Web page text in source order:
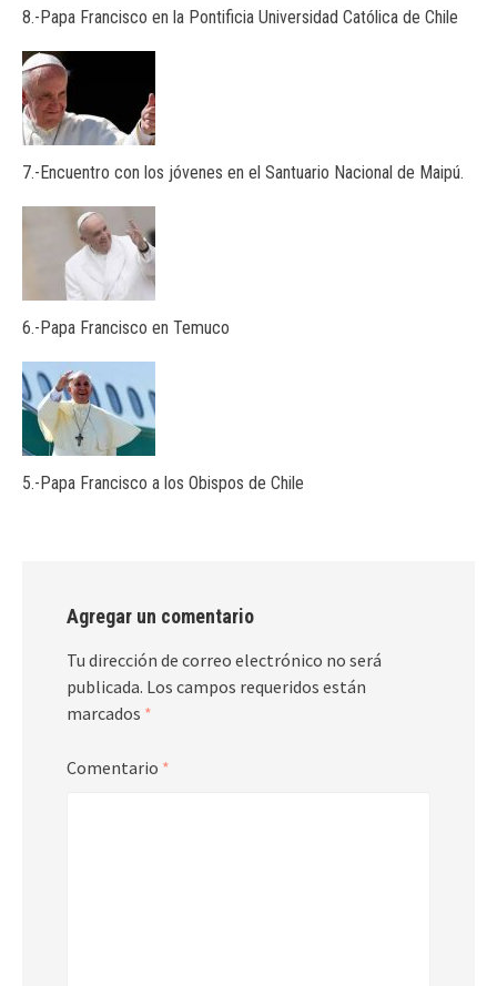
8.-Papa Francisco en la Pontificia Universidad Católica de Chile
7.-Encuentro con los jóvenes en el Santuario Nacional de Maipú.
6.-Papa Francisco en Temuco
5.-Papa Francisco a los Obispos de Chile
Agregar un comentario
Tu dirección de correo electrónico no será
publicada. Los campos requeridos están
marcados *
Comentario *